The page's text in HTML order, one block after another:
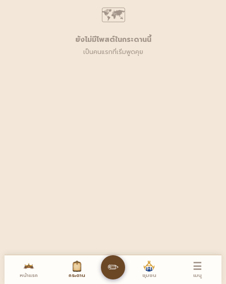
🗺️
ยังไม่มีโพสต์ในกระดานนี้
เป็นคนแรกที่เริ่มพูดคุย
หน้าแรก กระดาน ✏️ ชุมชน
☰
เมนู